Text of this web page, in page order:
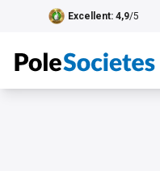
Excellent: 4,9/5